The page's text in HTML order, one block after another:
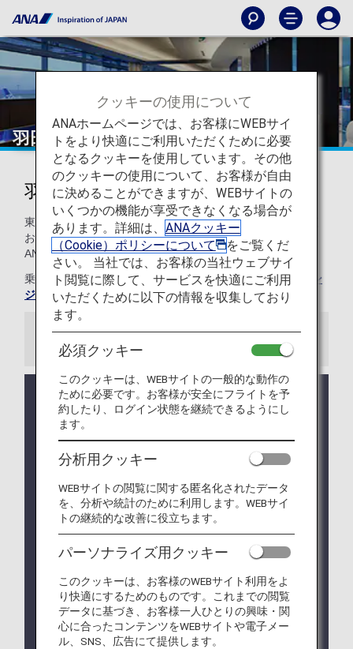
羽田
羽田国際空港のラウンジ
東京国際空港（羽田空港）のANAラウンジをご利用いただく
お客様へご案内いたします。羽田のANA SUITE LOUNGE、
ANA LOUNGEの設備やお食事をご紹介します。
乗り継ぎ時のご利用について、詳しくは乗り継ぎ時のラウン
ジサービスについてをご覧ください。
お知らせ
ANAラウンジでの免税品受け取り開始について
羽田空港第2ターミナル国際線の「ANA SUITE
LOUNGE」および「ANA LOUNGE」にて、事前に
予約された一部ブランド免税品の受け取りが可能に
なります。
たお客様
対象外の商品：お酒・たばこ・お菓子など対象ブ
ランドブティックで取り扱いのない商品
対象ブランド・商品の詳細に関するお問い合わ
せ：
日本空港ビルデング株式会社 事前予約カスタマー
サービス担当
TEL：0120-61-0489（受付時間 10:00～16:30
*12:00～13:30を除く）
クッキーの使用について
ANAホームページでは、お客様にWEBサイ
トをより快適にご利用いただくために必要
となるクッキーを使用しています。その他
のクッキーの使用について、お客様が自由
に決めることができますが、WEBサイトの
いくつかの機能が享受できなくなる場合が
あります。詳細は、 ANAクッキー
（Cookie）ポリシーについて
をご覧くだ
さい。 当社では、お客様の当社ウェブサイ
ト閲覧に際して、サービスを快適にご利用
いただくために以下の情報を収集しており
ます。
必須クッキー
このクッキーは、WEBサイトの一般的な動作の
ために必要です。お客様が安全にフライトを予
約したり、ログイン状態を継続できるようにし
ます。
分析用クッキー
WEBサイトの閲覧に関する匿名化されたデータ
を、分析や統計のために利用します。WEBサイ
トの継続的な改善に役立ちます。
パーソナライズ用クッキー
このクッキーは、お客様のWEBサイト利用をよ
り快適にするためのものです。これまでの閲覧
データに基づき、お客様一人ひとりの興味・関
心に合ったコンテンツをWEBサイトや電子メー
ル、SNS、広告にて提供します。